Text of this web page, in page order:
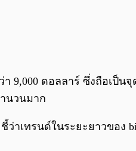
9,000 ดอลลาร์ ซึ่งถือเป็
นวนมาก
าเทรนด์ในระยะยาวขอ